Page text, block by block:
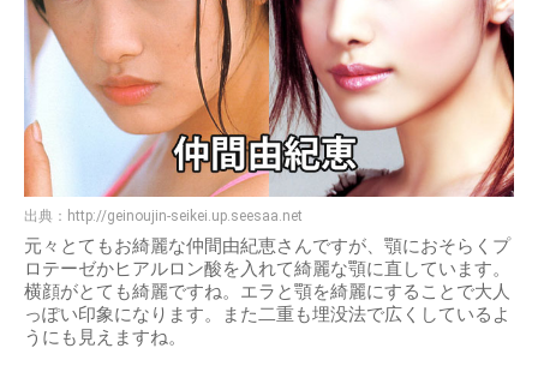
出典： http://geinoujin-seikei.up.seesaa.net
元々とてもお綺麗な仲間由紀恵さんですが、顎におそらくプ
ロテーゼかヒアルロン酸を入れて綺麗な顎に直しています。
横顔がとても綺麗ですね。エラと顎を綺麗にすることで大人
っぽい印象になります。また二重も埋没法で広くしているよ
うにも見えますね。